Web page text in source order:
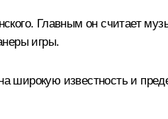
Главным он считает
игры.
широкую известность и